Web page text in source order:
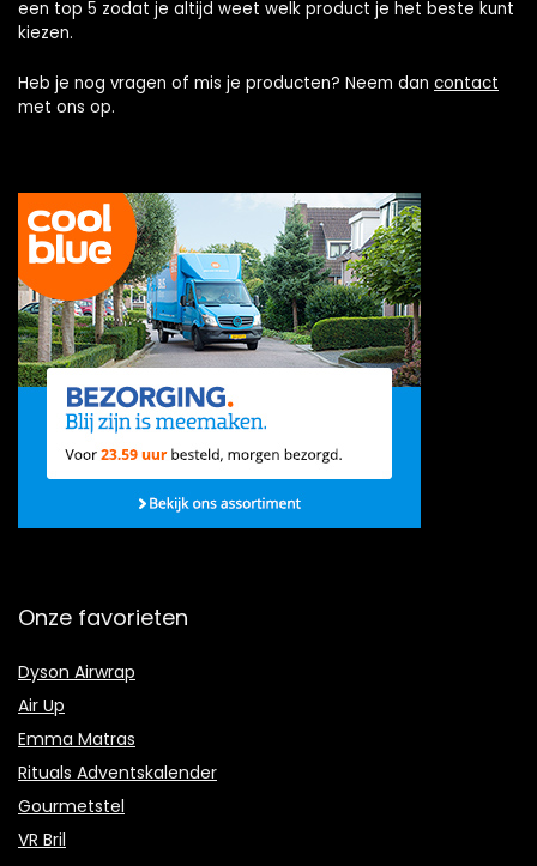
een top 5 zodat je altijd weet welk product je het beste kunt
kiezen.
Heb je nog vragen of mis je producten? Neem dan contact
met ons op.
Onze favorieten
Dyson Airwrap
Air Up
Emma Matras
Rituals Adventskalender
Gourmetstel
VR Bril